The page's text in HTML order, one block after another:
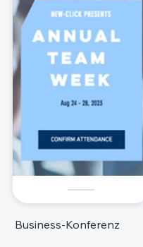
Business-Konferenz